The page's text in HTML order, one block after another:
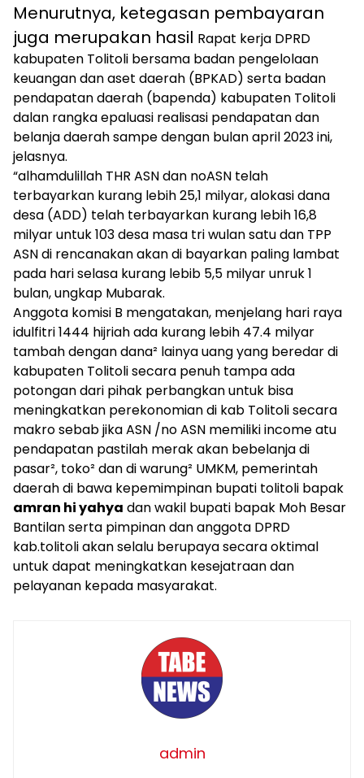
Menurutnya, ketegasan pembayaran
juga merupakan hasil Rapat kerja DPRD
kabupaten Tolitoli bersama badan pengelolaan
keuangan dan aset daerah (BPKAD) serta badan
pendapatan daerah (bapenda) kabupaten Tolitoli
dalan rangka epaluasi realisasi pendapatan dan
belanja daerah sampe dengan bulan april 2023 ini,
jelasnya.
“alhamdulillah THR ASN dan noASN telah
terbayarkan kurang lebih 25,1 milyar, alokasi dana
desa (ADD) telah terbayarkan kurang lebih 16,8
milyar untuk 103 desa masa tri wulan satu dan TPP
ASN di rencanakan akan di bayarkan paling lambat
pada hari selasa kurang lebib 5,5 milyar unruk 1
bulan, ungkap Mubarak.
Anggota komisi B mengatakan, menjelang hari raya
idulfitri 1444 hijriah ada kurang lebih 47.4 milyar
tambah dengan dana² lainya uang yang beredar di
kabupaten Tolitoli secara penuh tampa ada
potongan dari pihak perbangkan untuk bisa
meningkatkan perekonomian di kab Tolitoli secara
makro sebab jika ASN /no ASN memiliki income atu
pendapatan pastilah merak akan bebelanja di
pasar², toko² dan di warung² UMKM, pemerintah
daerah di bawa kepemimpinan bupati tolitoli bapak
amran hi yahya dan wakil bupati bapak Moh Besar
Bantilan serta pimpinan dan anggota DPRD
kab.tolitoli akan selalu berupaya secara oktimal
untuk dapat meningkatkan kesejatraan dan
pelayanan kepada masyarakat.
admin